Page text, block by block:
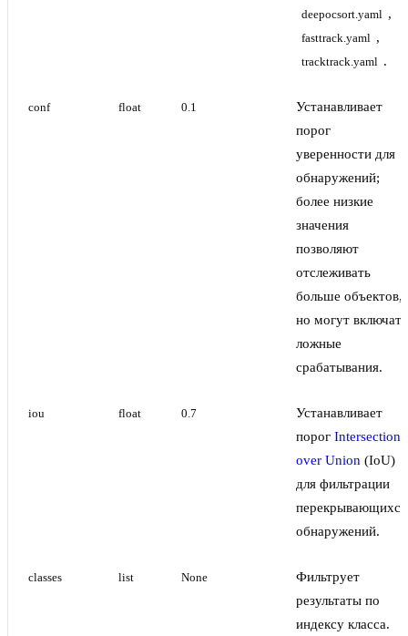
deepocsort.yaml ,
fasttrack.yaml ,
tracktrack.yaml .
conf float 0.1
Устанавливает
порог
уверенности для
обнаружений;
более низкие
значения
позволяют
отслеживать
больше объектов,
но могут включать
ложные
срабатывания.
iou float 0.7
Устанавливает
порог Intersection
over Union (IoU)
для фильтрации
перекрывающихся
обнаружений.
classes list None
Фильтрует
результаты по
индексу класса.